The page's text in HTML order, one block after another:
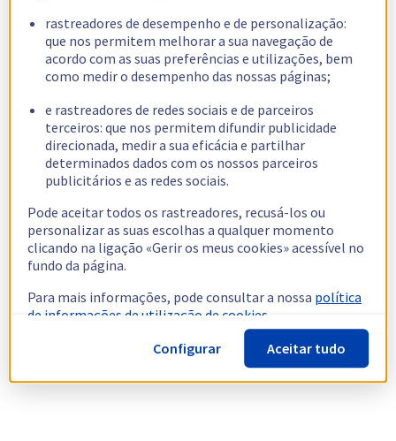
rastreadores de desempenho e de personalização:
que nos permitem melhorar a sua navegação de
acordo com as suas preferências e utilizações, bem
como medir o desempenho das nossas páginas;
e rastreadores de redes sociais e de parceiros
terceiros: que nos permitem difundir publicidade
direcionada, medir a sua eficácia e partilhar
determinados dados com os nossos parceiros
publicitários e as redes sociais.
Pode aceitar todos os rastreadores, recusá-los ou
personalizar as suas escolhas a qualquer momento
clicando na ligação «Gerir os meus cookies» acessível no
fundo da página.
Para mais informações, pode consultar a nossa política
de informações de utilização de cookies.
Configurar
Aceitar tudo